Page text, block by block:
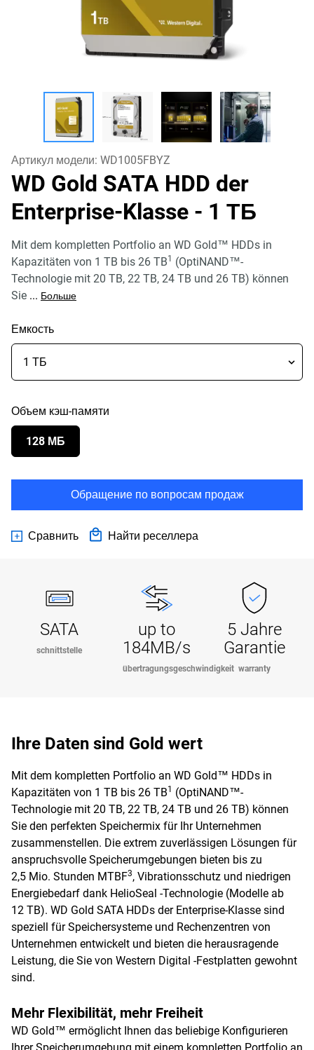
Артикул модели: WD1005FBYZ
WD Gold SATA HDD der
Enterprise-Klasse - 1 ТБ
Mit dem kompletten Portfolio an WD Gold™ HDDs in
Kapazitäten von 1 TB bis 26 TB1
(OptiNAND™-
Technologie mit 20 TB, 22 TB, 24 TB und 26 TB) können
Sie ... Больше
Емкость
Объем кэш-памяти
128 МБ
Обращение по вопросам продаж
Сравнить Найти реселлера
SATA
schnittstelle
up to
184MB/s
übertragungsgeschwindigkeit
5 Jahre
Garantie
warranty
Ihre Daten sind Gold wert
Mit dem kompletten Portfolio an WD Gold™ HDDs in
Kapazitäten von 1 TB bis 26 TB1
(OptiNAND™-
Technologie mit 20 TB, 22 TB, 24 TB und 26 TB) können
Sie den perfekten Speichermix für Ihr Unternehmen
zusammenstellen. Die extrem zuverlässigen Lösungen für
anspruchsvolle Speicherumgebungen bieten bis zu
2,5 Mio. Stunden MTBF3, Vibrationsschutz und niedrigen
Energiebedarf dank HelioSeal -Technologie (Modelle ab
12 TB). WD Gold SATA HDDs der Enterprise-Klasse sind
speziell für Speichersysteme und Rechenzentren von
Unternehmen entwickelt und bieten die herausragende
Leistung, die Sie von Western Digital -Festplatten gewohnt
sind.
Mehr Flexibilität, mehr Freiheit
WD Gold™ ermöglicht Ihnen das beliebige Konfigurieren